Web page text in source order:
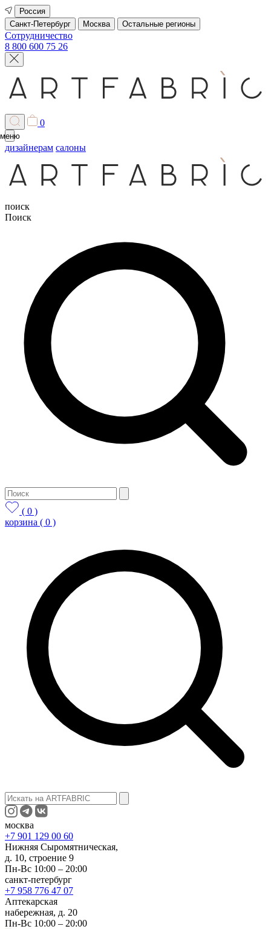
Россия
Санкт-Петербург
Москва Остальные регионы
Сотрудничество
8 800 600 75 26
0
меню
дизайнерам салоны
поиск
Поиск
( 0 )
корзина ( 0 )
москва
+7 901 129 00 60
Нижняя Сыромятническая,
д. 10, строение 9
Пн-Вс 10:00 – 20:00
санкт-петербург
+7 958 776 47 07
Аптекарская
набережная, д. 20
Пн-Вс 10:00 – 20:00